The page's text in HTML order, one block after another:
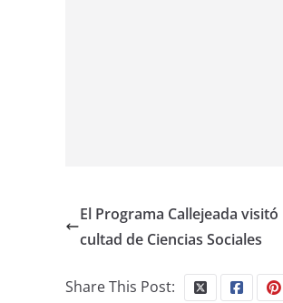
El Programa Callejeada
cultad de Ciencias Sociales
Share This Post: